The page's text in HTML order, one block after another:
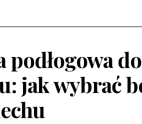
podłogowa do
jak wybrać